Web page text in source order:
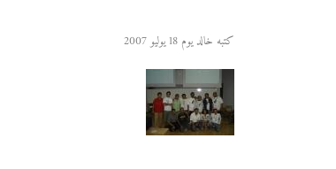
كتبه خالد يوم 18 يوليو 2007